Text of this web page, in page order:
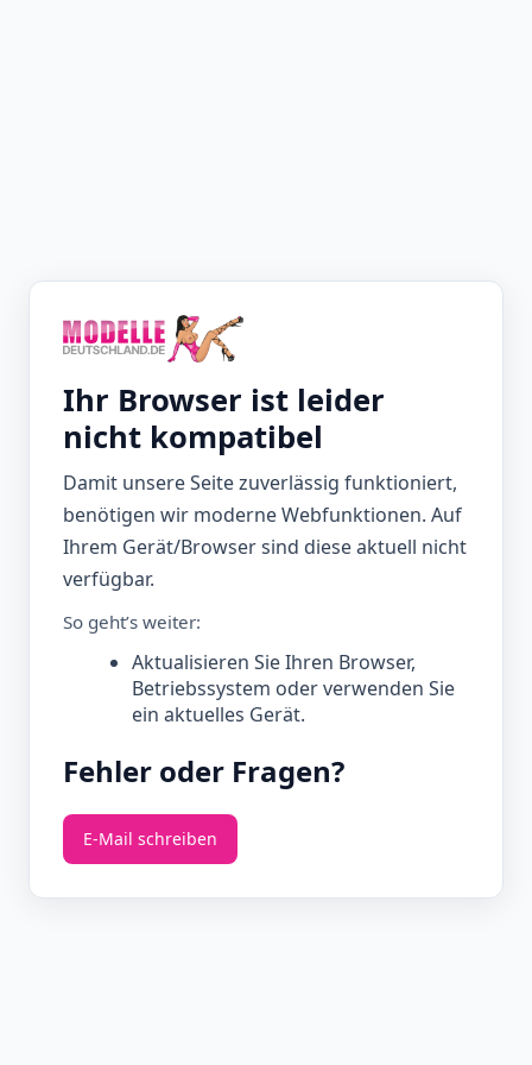
Ihr Browser ist leider
nicht kompatibel
Damit unsere Seite zuverlässig funktioniert,
benötigen wir moderne Webfunktionen. Auf
Ihrem Gerät/Browser sind diese aktuell nicht
verfügbar.
So geht’s weiter:
Aktualisieren Sie Ihren Browser,
Betriebssystem oder verwenden Sie
ein aktuelles Gerät.
Fehler oder Fragen?
E‑Mail schreiben